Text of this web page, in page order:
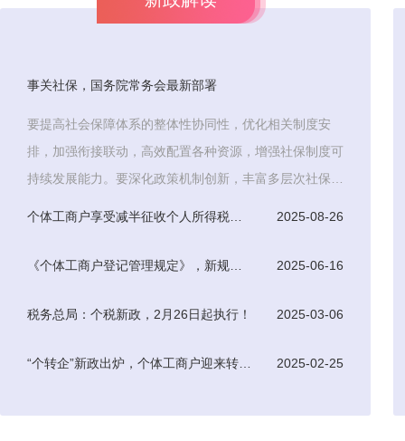
事关社保，国务院常务会最新部署
要提高社会保障体系的整体性协同性，优化相关制度安
排，加强衔接联动，高效配置各种资源，增强社保制度可
持续发展能力。要深化政策机制创新，丰富多层次社保体
2025-08-26
2025-06-16
税务总局：个税新政，2月26日起执行！ 2025-03-06
2025-02-25